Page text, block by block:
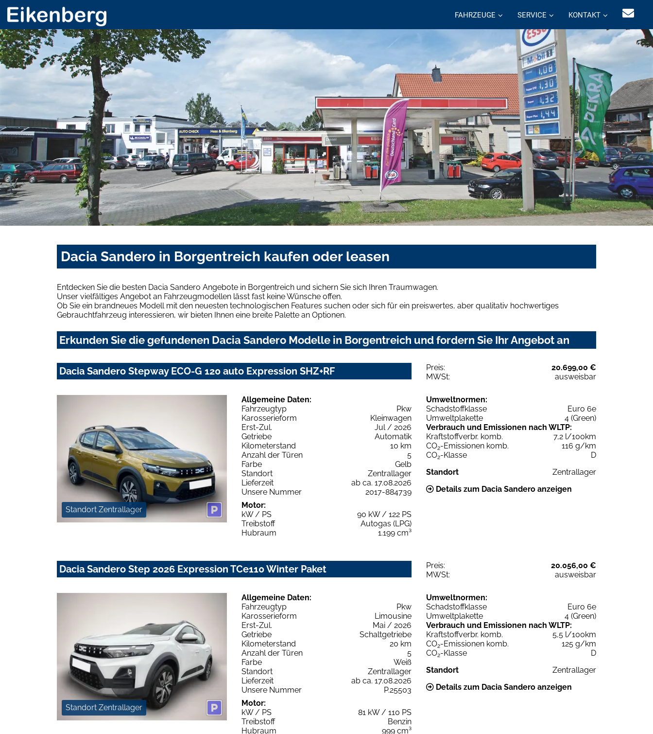
FAHRZEUGE SERVICE KONTAKT
Dacia Sandero in Borgentreich kaufen oder leasen
Entdecken Sie die besten Dacia Sandero Angebote in Borgentreich und sichern Sie sich Ihren Traumwagen.
Unser vielfältiges Angebot an Fahrzeugmodellen lässt fast keine Wünsche offen.
Ob Sie ein brandneues Modell mit den neuesten technologischen Features suchen oder sich für ein preiswertes, aber qualitativ hochwertiges
Gebrauchtfahrzeug interessieren, wir bieten Ihnen eine breite Palette an Optionen.
Erkunden Sie die gefundenen Dacia Sandero Modelle in Borgentreich und fordern Sie Ihr Angebot an
Dacia Sandero Stepway ECO-G 120 auto Expression SHZ+RF Preis:
20.699,00 €
MWSt:
ausweisbar
Standort Zentrallager
Allgemeine Daten:
Fahrzeugtyp
Pkw
Karosserieform
Kleinwagen
Erst-Zul.
Jul / 2026
Getriebe
Automatik
Kilometerstand
10 km
Anzahl der Türen
5
Farbe
Gelb
Standort
Zentrallager
Lieferzeit
ab ca. 17.08.2026
Unsere Nummer
2017-884739
Motor:
kW / PS
90 kW / 122 PS
Treibstoff
Autogas (LPG)
Hubraum
1.199 cm³
Umweltnormen:
Schadstoffklasse
Euro 6e
Umweltplakette
4 (Green)
Verbrauch und Emissionen nach WLTP:
Kraftstoffverbr. komb.
7,2 l/100km
CO2-Emissionen komb.
116 g/km
CO2-Klasse
D
Standort
Zentrallager
Details zum Dacia Sandero anzeigen
Dacia Sandero Step 2026 Expression TCe110 Winter Paket Preis:
20.056,00 €
MWSt:
ausweisbar
Standort Zentrallager
Allgemeine Daten:
Fahrzeugtyp
Pkw
Karosserieform
Limousine
Erst-Zul.
Mai / 2026
Getriebe
Schaltgetriebe
Kilometerstand
20 km
Anzahl der Türen
5
Farbe
Weiß
Standort
Zentrallager
Lieferzeit
ab ca. 17.08.2026
Unsere Nummer
P.25503
Motor:
kW / PS
81 kW / 110 PS
Treibstoff
Benzin
Hubraum
999 cm³
Umweltnormen:
Schadstoffklasse
Euro 6e
Umweltplakette
4 (Green)
Verbrauch und Emissionen nach WLTP:
Kraftstoffverbr. komb.
5,5 l/100km
CO2-Emissionen komb.
125 g/km
CO2-Klasse
D
Standort
Zentrallager
Details zum Dacia Sandero anzeigen